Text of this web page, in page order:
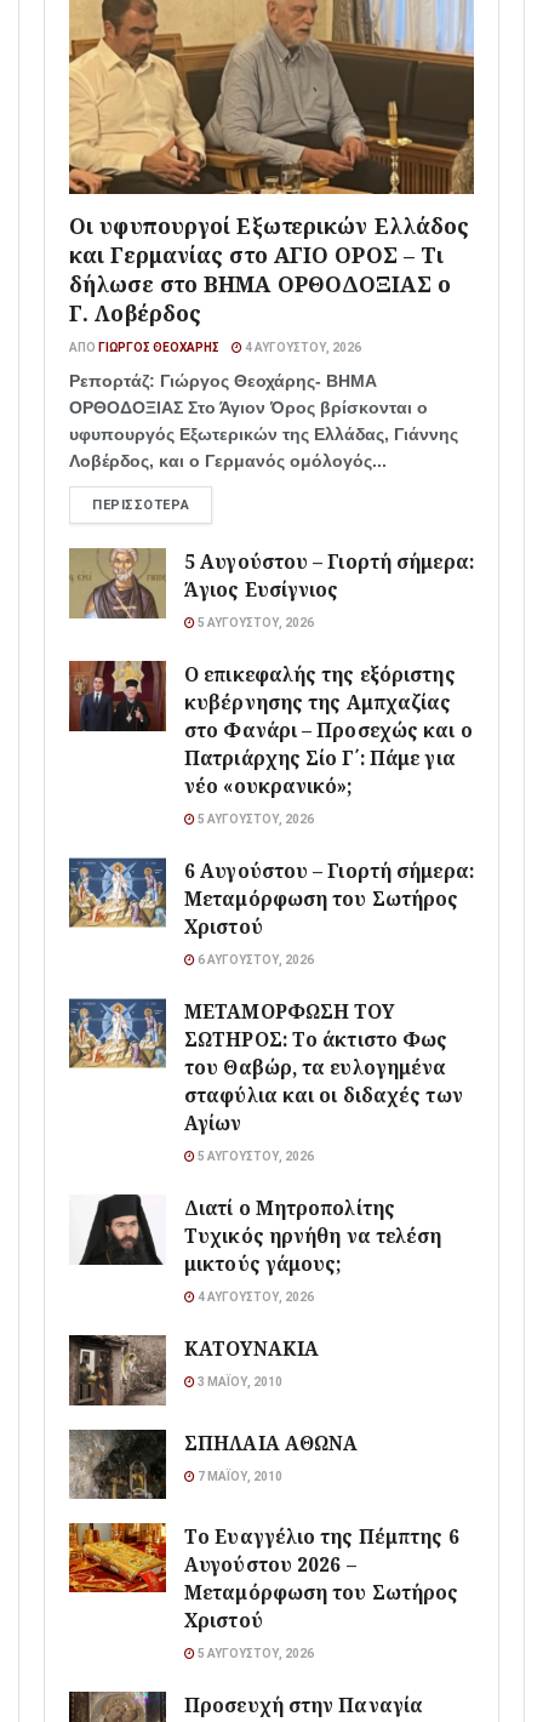
Οι υφυπουργοί Εξωτερικών Ελλάδος
και Γερμανίας στο ΑΓΙΟ ΟΡΟΣ – Τι
δήλωσε στο ΒΗΜΑ ΟΡΘΟΔΟΞΙΑΣ ο
Γ. Λοβέρδος
ΑΠΌ ΓΙΏΡΓΟΣ ΘΕΟΧΆΡΗΣ 4 ΑΥΓΟΎΣΤΟΥ, 2026
Ρεπορτάζ: Γιώργος Θεοχάρης- ΒΗΜΑ
ΟΡΘΟΔΟΞΙΑΣ Στο Άγιον Όρος βρίσκονται ο
υφυπουργός Εξωτερικών της Ελλάδας, Γιάννης
Λοβέρδος, και ο Γερμανός ομόλογός...
ΠΕΡΙΣΣΌΤΕΡΑ
5 Αυγούστου – Γιορτή σήμερα:
Άγιος Ευσίγνιος
5 ΑΥΓΟΎΣΤΟΥ, 2026
Ο επικεφαλής της εξόριστης
κυβέρνησης της Αμπχαζίας
στο Φανάρι – Προσεχώς και ο
Πατριάρχης Σίο Γ΄: Πάμε για
νέο «ουκρανικό»;
5 ΑΥΓΟΎΣΤΟΥ, 2026
6 Αυγούστου – Γιορτή σήμερα:
Μεταμόρφωση του Σωτήρος
Χριστού
6 ΑΥΓΟΎΣΤΟΥ, 2026
ΜΕΤΑΜΟΡΦΩΣΗ ΤΟΥ
ΣΩΤΗΡΟΣ: Το άκτιστο Φως
του Θαβώρ, τα ευλογημένα
σταφύλια και οι διδαχές των
Αγίων
5 ΑΥΓΟΎΣΤΟΥ, 2026
Διατί ο Μητροπολίτης
Τυχικός ηρνήθη να τελέση
μικτούς γάμους;
4 ΑΥΓΟΎΣΤΟΥ, 2026
ΚΑΤΟΥΝΑΚΙΑ
3 ΜΑΪ́ΟΥ, 2010
ΣΠΗΛΑΙΑ ΑΘΩΝΑ
7 ΜΑΪ́ΟΥ, 2010
Το Ευαγγέλιο της Πέμπτης 6
Αυγούστου 2026 –
Μεταμόρφωση του Σωτήρος
Χριστού
5 ΑΥΓΟΎΣΤΟΥ, 2026
Προσευχή στην Παναγία